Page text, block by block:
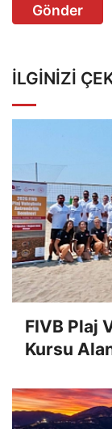
Gönder
İLGINIZI
FIVB Plaj
Kursu